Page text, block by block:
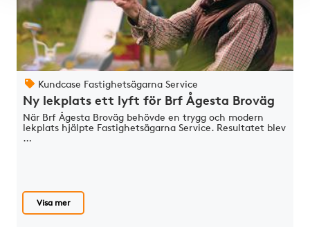
Kundcase Fastighetsägarna Service
Ny lekplats ett lyft för Brf Ågesta Broväg
När Brf Ågesta Broväg behövde en trygg och modern
lekplats hjälpte Fastighetsägarna Service. Resultatet blev
…
Visa mer